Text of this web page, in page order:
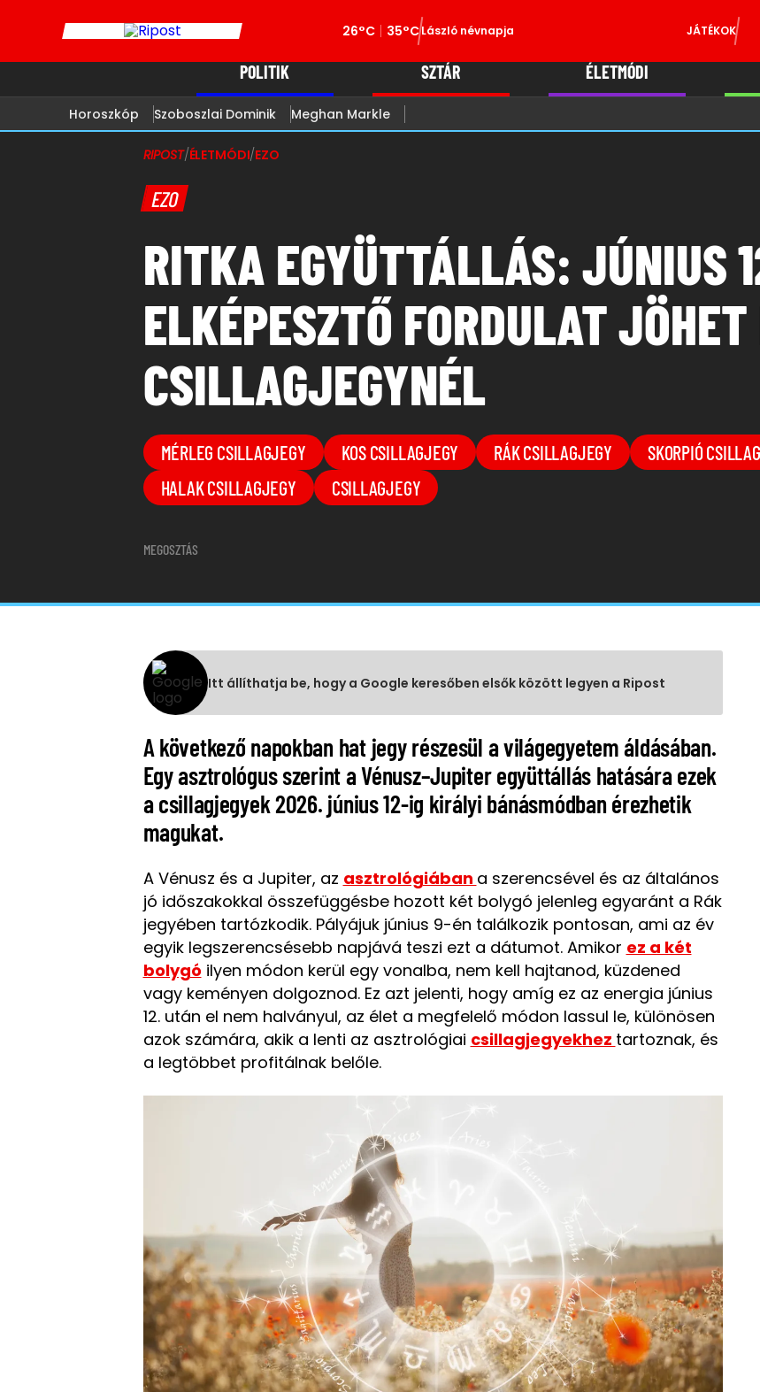
26°C 35°CLászló névnapja JÁTÉKOK
POLITIK SZTÁR ÉLETMÓDI
Horoszkóp Szoboszlai Dominik Meghan Markle
RIPOST/ÉLETMÓDI/EZO
EZO
RITKA EGYÜTTÁLLÁS: JÚNIUS
ELKÉPESZTŐ FORDULAT
CSILLAGJEGYNÉL
MÉRLEG CSILLAGJEGY KOS CSILLAGJEGY RÁK CSILLAGJEGY SKORPIÓ
HALAK CSILLAGJEGY
CSILLAGJEGY
MEGOSZTÁS
Itt állíthatja be, hogy a Google keresőben elsők között legyen a Ripost
A következő napokban hat jegy részesül a világegyetem áldásában.
Egy asztrológus szerint a Vénusz–Jupiter együttállás hatására ezek
a csillagjegyek 2026. június 12-ig királyi bánásmódban érezhetik
magukat.
A Vénusz és a Jupiter, az asztrológiában a szerencsével és az általános
jó időszakokkal összefüggésbe hozott két bolygó jelenleg egyaránt a Rák
jegyében tartózkodik. Pályájuk június 9-én találkozik pontosan, ami az év
egyik legszerencsésebb napjává teszi ezt a dátumot. Amikor ez a két
bolygó ilyen módon kerül egy vonalba, nem kell hajtanod, küzdened
vagy keményen dolgoznod. Ez azt jelenti, hogy amíg ez az energia június
12. után el nem halványul, az élet a megfelelő módon lassul le, különösen
azok számára, akik a lenti az asztrológiai csillagjegyekhez tartoznak, és
a legtöbbet profitálnak belőle.